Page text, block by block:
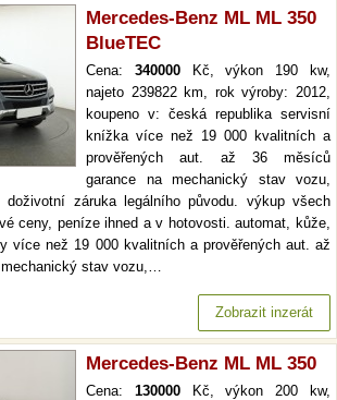
Mercedes-Benz ML ML 350
BlueTEC
Cena: 340000Kč, výkon 190 kw,
najeto 239822 km, rok výroby: 2012,
koupeno v: česká republika servisní
knížka více než 19 000 kvalitních a
prověřených aut. až 36 měsíců
garance na mechanický stav vozu,
doživotní záruka legálního původu. výkup všech
ceny, peníze ihned a v hotovosti. automat, kůže,
více než 19 000 kvalitních a prověřených aut. až
stav vozu,…
Zobrazit inzerát
Mercedes-Benz ML ML 350
Cena: 130000Kč, výkon 200 kw,